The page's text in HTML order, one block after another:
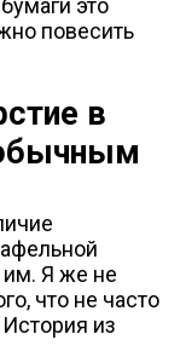
это
повесить
в
им. Я же не
что не часто
из